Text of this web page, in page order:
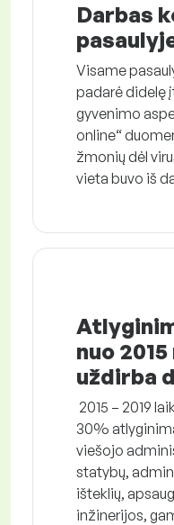
Darbas
Visame
padarė didelę
gyvenimo
online“
žmonių dėl
vieta buvo iš
nuo
uždirba
2015 – 2019
30%
viešojo
statybų,
išteklių,
inžinerijos,